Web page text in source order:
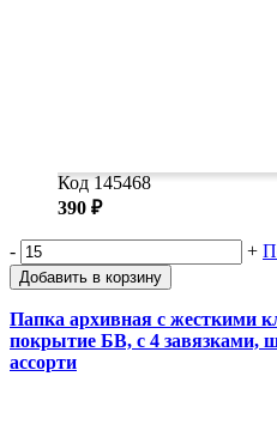
Код 145468
390 ₽
- +
Добавить в корзину
Папка архивная с жесткими
покрытие БВ, с 4 завязками,
ассорти